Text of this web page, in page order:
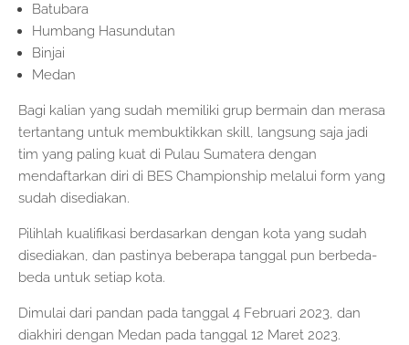
Batubara
Humbang Hasundutan
Binjai
Medan
Bagi kalian yang sudah memiliki grup bermain dan merasa
tertantang untuk membuktikkan skill, langsung saja jadi
tim yang paling kuat di Pulau Sumatera dengan
mendaftarkan diri di BES Championship melalui form yang
sudah disediakan.
Pilihlah kualifikasi berdasarkan dengan kota yang sudah
disediakan, dan pastinya beberapa tanggal pun berbeda-
beda untuk setiap kota.
Dimulai dari pandan pada tanggal 4 Februari 2023, dan
diakhiri dengan Medan pada tanggal 12 Maret 2023.